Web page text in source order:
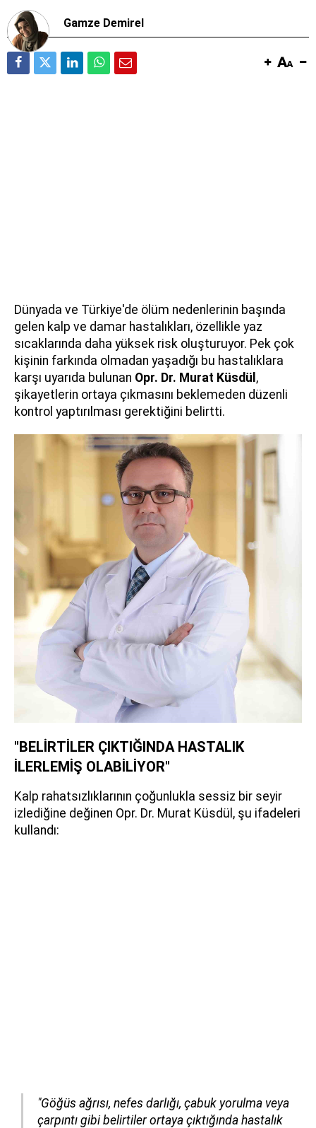
Gamze Demirel
Dünyada ve Türkiye'de ölüm nedenlerinin başında
gelen kalp ve damar hastalıkları, özellikle yaz
sıcaklarında daha yüksek risk oluşturuyor. Pek çok
kişinin farkında olmadan yaşadığı bu hastalıklara
karşı uyarıda bulunan Opr. Dr. Murat Küsdül ,
şikayetlerin ortaya çıkmasını beklemeden düzenli
kontrol yaptırılması gerektiğini belirtti.
"BELİRTİLER ÇIKTIĞINDA HASTALIK
İLERLEMİŞ OLABİLİYOR"
Kalp rahatsızlıklarının çoğunlukla sessiz bir seyir
izlediğine değinen Opr. Dr. Murat Küsdül, şu ifadeleri
kullandı:
"Göğüs ağrısı, nefes darlığı, çabuk yorulma veya
çarpıntı gibi belirtiler ortaya çıktığında hastalık